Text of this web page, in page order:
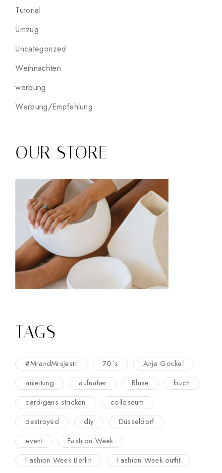
Tutorial
Umzug
Uncategorized
Weihnachten
werbung
Werbung/Empfehlung
OUR STORE
TAGS
#MrandMrsJestil 70`s
Anja Gockel
anleitung
aufnäher Bluse
buch
cardigans stricken
colloseum
destroyed
diy
Düsseldorf
event
Fashion Week
Fashion Week Berlin
Fashion Week outfit